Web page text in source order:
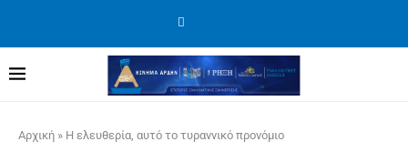
Αρχική » Η ελευθερία, αυτό το τυραννικό προνόμιο